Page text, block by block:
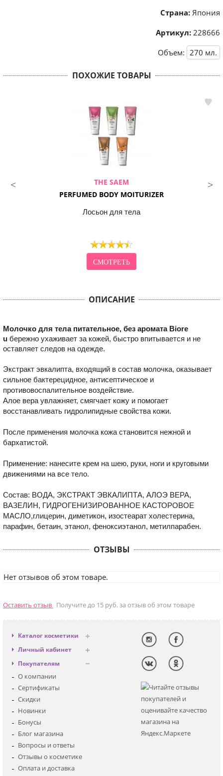
Страна: Япония
Артикул: 228666
Объем: 270 мл.
ПОХОЖИЕ ТОВАРЫ
THE SAEM
PERFUMED BODY MOITURIZER
Лосьон для тела
СМОТРЕТЬ
ОПИСАНИЕ
Молочко для тела питательное, без аромата Biore
u бережно ухаживает за кожей, быстро впитывается и не
оставляет следов на одежде.
Экстракт эвкалипта, входящий в состав молочка, оказывает
сильное бактерецидное, антисептическое и
противовоспалительное воздействие.
Алое вера увлажняет, смягчает кожу и помогает
восстанавливать гидролипидные свойства кожи.
После применения молочка кожа становится нежной и
бархатистой.
Применение: нанесите крем на шею, руки, ноги и круговыми
движениями на все тело.
Состав: ВОДА, ЭКСТРАКТ ЭВКАЛИПТА, АЛОЭ ВЕРА,
ВАЗЕЛИН, ГИДРОГЕНИЗИРОВАННОЕ КАСТОРОВОЕ
МАСЛО,глицерин, диметикон, изостеарат холестерина,
парафин, бетаин, этанол, феноксиэтанол, метилпарабен.
ОТЗЫВЫ
Нет отзывов об этом товаре.
Оставить отзыв Получите до 15 руб. за отзыв об этом товаре
Каталог косметики
Антивозрастная
Декоративная
Для глаз
Для тела
Наборы
Детская
Личный кабинет
Вход
Регистрация
Покупателям
О компании
Сертификаты
Скидки
Новинки
Бонусы
Блог магазина
Вопросы и ответы
Отзывы о косметике
Оплата и доставка